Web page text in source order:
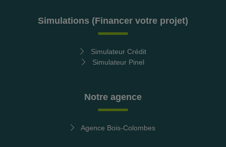
Simulations (Financer votre projet)
Simulateur Crédit
Simulateur Pinel
Notre agence
Agence Bois-Colombes